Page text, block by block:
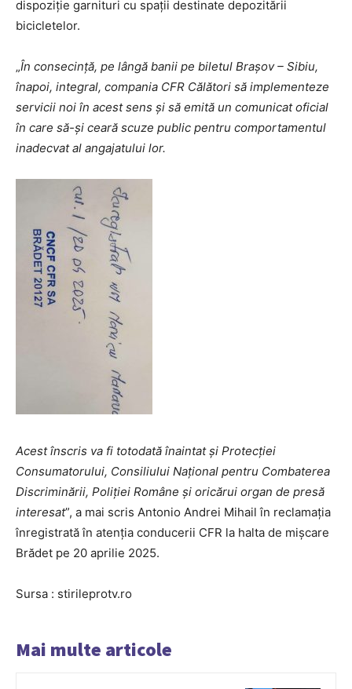
dispoziție garnituri cu spații destinate depozitării
bicicletelor.
„În consecință, pe lângă banii pe biletul Brașov – Sibiu,
înapoi, integral, compania CFR Călători să implementeze
servicii noi în acest sens și să emită un comunicat oficial
în care să-și ceară scuze public pentru comportamentul
inadecvat al angajatului lor.
Acest înscris va fi totodată înaintat și Protecției
Consumatorului, Consiliului Național pentru Combaterea
Discriminării, Poliției Române și oricărui organ de presă
interesat”, a mai scris Antonio Andrei Mihail în reclamația
înregistrată în atenția conducerii CFR la halta de mișcare
Brădet pe 20 aprilie 2025.
Sursa : stirileprotv.ro
Mai multe articole